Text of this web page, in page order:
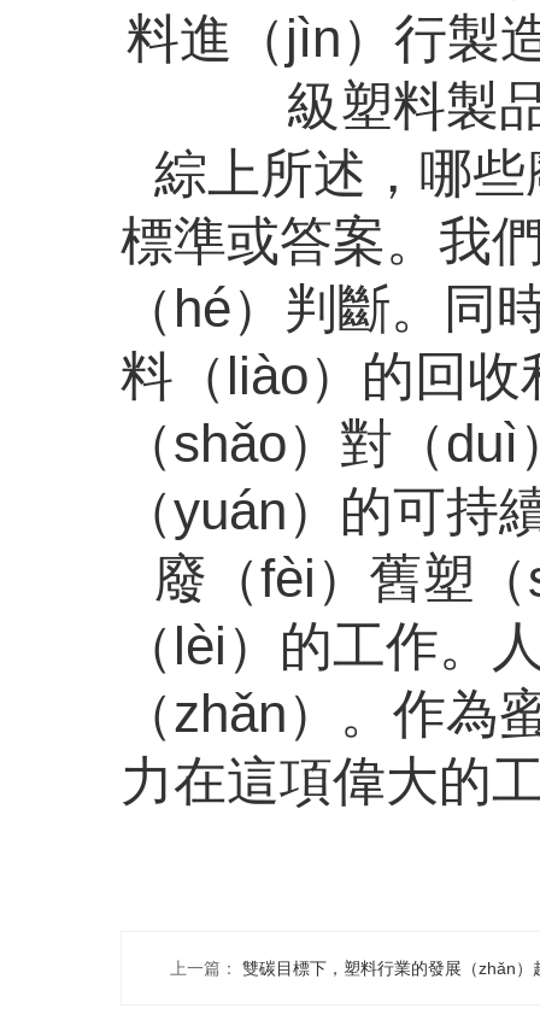
料進（jìn）行製
級塑料製
綜上所述，哪
標準或答案。我
（hé）判斷。
料（liào）的回
（shǎo）對（
（yuán）的可持
廢（fèi）舊塑
（lèi）的工作。
（zhǎn）。作為
力在這項偉大的
上一篇： 雙碳目標下，塑料行業的發展（zhǎn）